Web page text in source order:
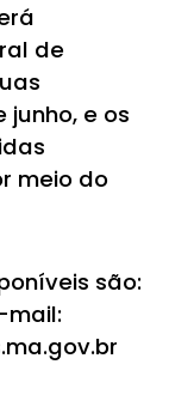
de
e os
meio do
são:
mail: